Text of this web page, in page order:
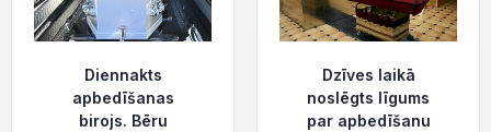
Diennakts
apbedīšanas
birojs. Bēru
Dzīves laikā
noslēgts līgums
par apbedīšanu